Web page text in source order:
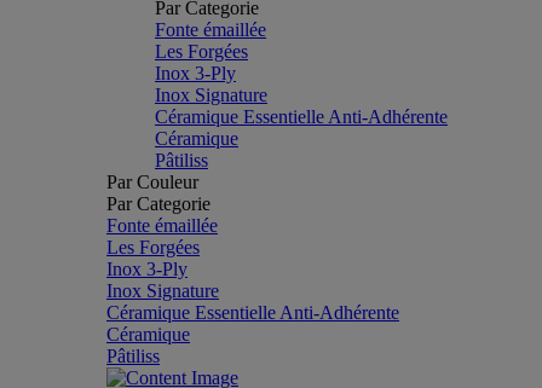
Par Categorie
Fonte émaillée
Les Forgées
Inox 3-Ply
Inox Signature
Céramique Essentielle Anti-Adhérente
Céramique
Pâtiliss
Par Couleur
Par Categorie
Fonte émaillée
Les Forgées
Inox 3-Ply
Inox Signature
Céramique Essentielle Anti-Adhérente
Céramique
Pâtiliss